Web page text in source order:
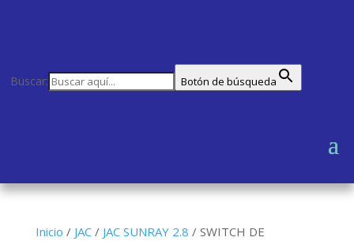
Buscar: Botón de búsqueda
Inicio / JAC/ JAC SUNRAY 2.8 / SWITCH DE